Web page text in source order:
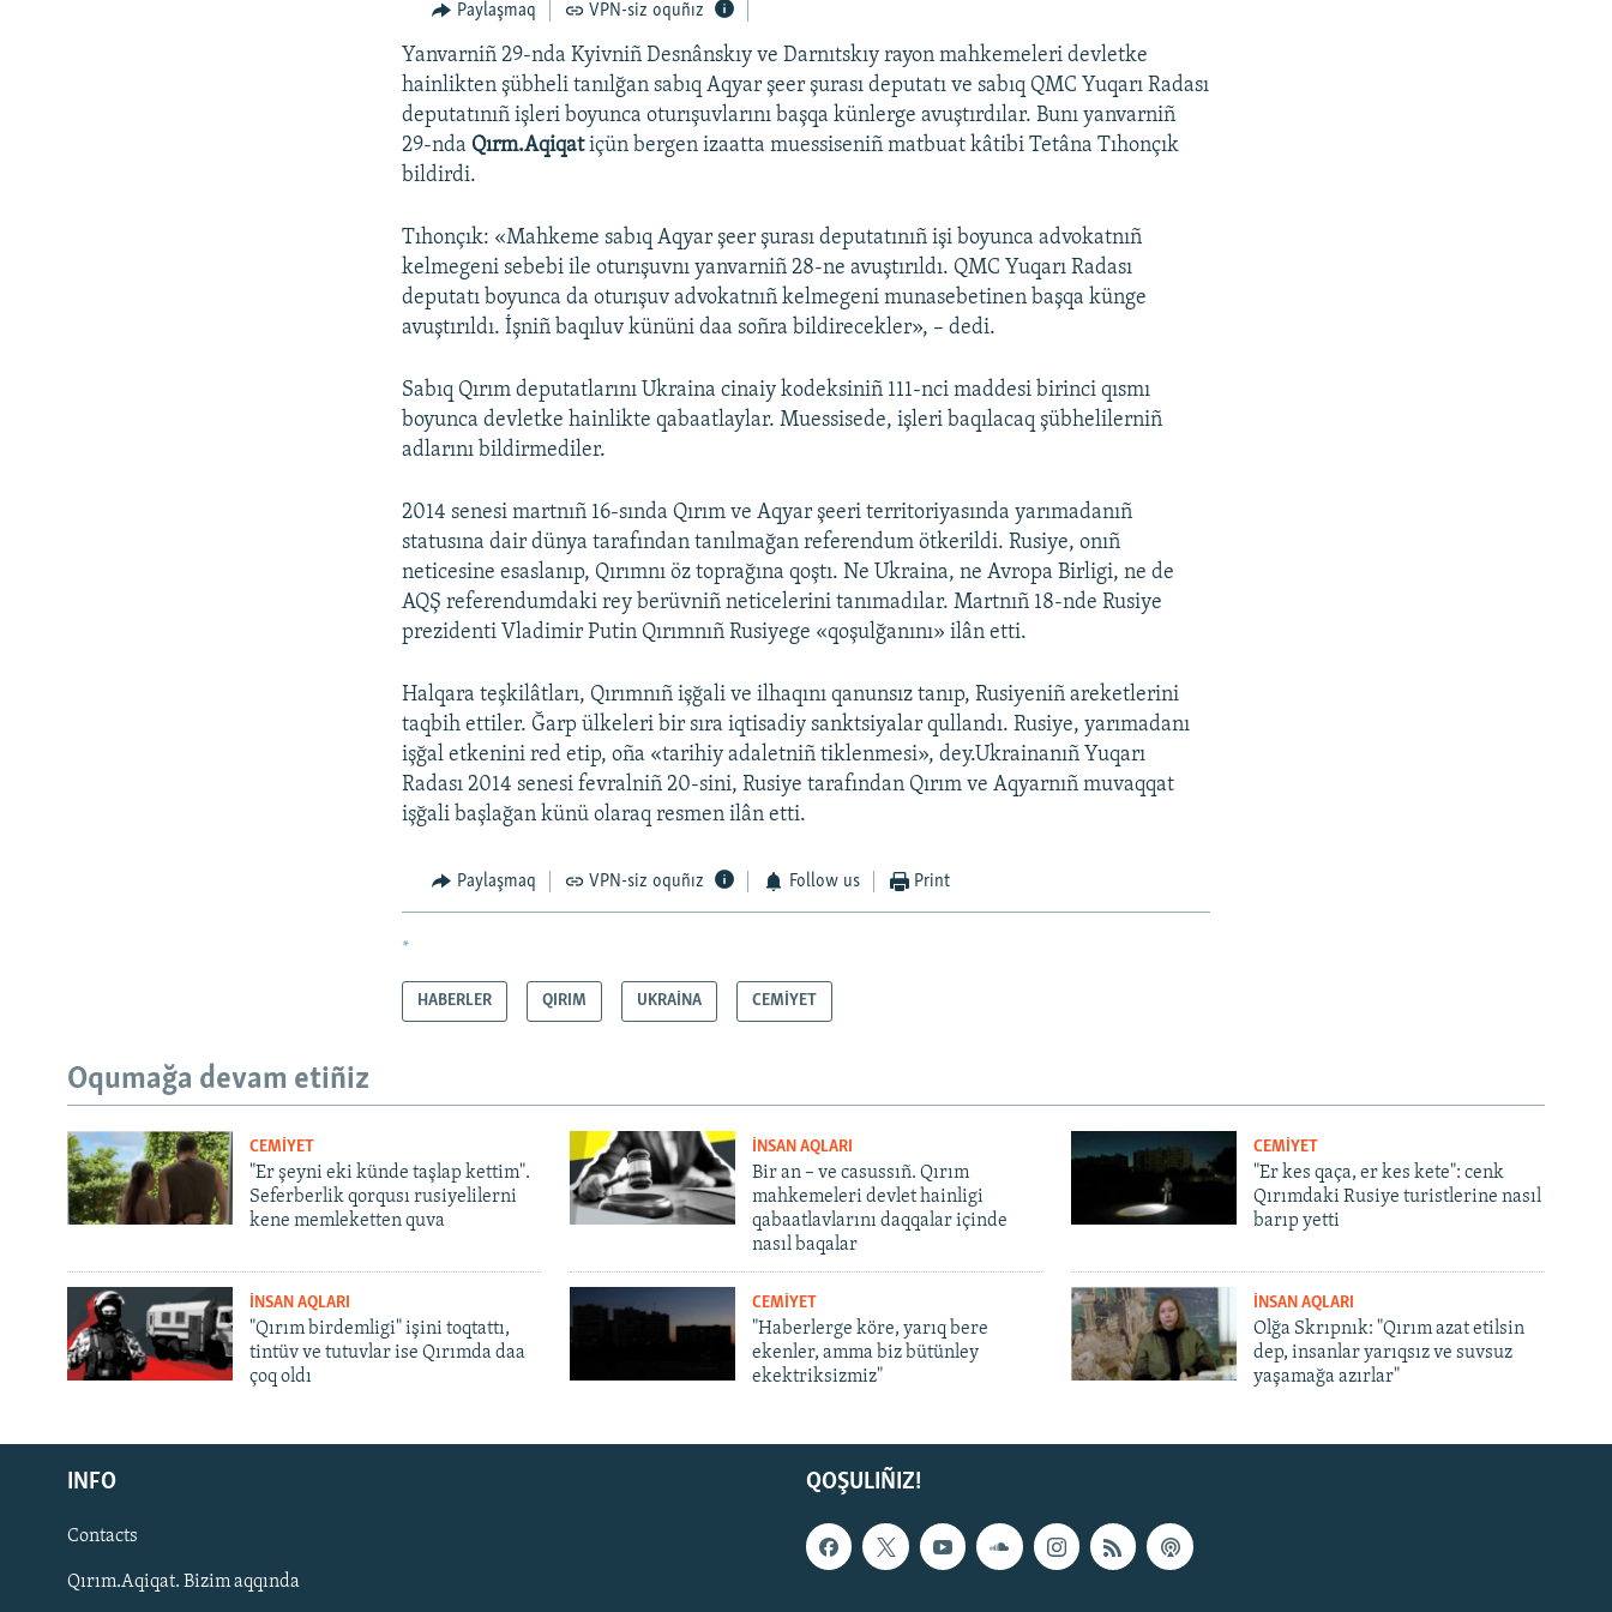
Русский
Українською
QOŞULIÑIZ!
Paylaşmaq VPN-siz oquñız
Yanvarniñ 29-nda Kyivniñ Desnânskıy ve Darnıtskıy rayon mahkemeleri devletke
hainlikten şübheli tanılğan sabıq Aqyar şeer şurası deputatı ve sabıq QMC Yuqarı Radası
deputatınıñ işleri boyunca oturışuvlarını başqa künlerge avuştırdılar. Bunı yanvarniñ
29-nda Qırm.Aqiqatiçün bergen izaatta muessiseniñ matbuat kâtibi Tetâna Tıhonçık
bildirdi.
Tıhonçık: «Mahkeme sabıq Aqyar şeer şurası deputatınıñ işi boyunca advokatnıñ
kelmegeni sebebi ile oturışuvnı yanvarniñ 28-ne avuştırıldı. QMC Yuqarı Radası
deputatı boyunca da oturışuv advokatnıñ kelmegeni munasebetinen başqa künge
avuştırıldı. İşniñ baqıluv kününi daa soñra bildirecekler», – dedi.
Sabıq Qırım deputatlarını Ukraina cinaiy kodeksiniñ 111-nci maddesi birinci qısmı
boyunca devletke hainlikte qabaatlaylar. Muessisede, işleri baqılacaq şübhelilerniñ
adlarını bildirmediler.
2014 senesi martnıñ 16-sında Qırım ve Aqyar şeeri territoriyasında yarımadanıñ
statusına dair dünya tarafından tanılmağan referendum ötkerildi. Rusiye, onıñ
neticesine esaslanıp, Qırımnı öz toprağına qoştı. Ne Ukraina, ne Avropa Birligi, ne de
AQŞ referendumdaki rey berüvniñ neticelerini tanımadılar. Martnıñ 18-nde Rusiye
prezidenti Vladimir Putin Qırımnıñ Rusiyege «qoşulğanını» ilân etti.
Halqara teşkilâtları, Qırımnıñ işğali ve ilhaqını qanunsız tanıp, Rusiyeniñ areketlerini
taqbih ettiler. Ğarp ülkeleri bir sıra iqtisadiy sanktsiyalar qullandı. Rusiye, yarımadanı
işğal etkenini red etip, oña «tarihiy adaletniñ tiklenmesi», dey.Ukrainanıñ Yuqarı
Radası 2014 senesi fevralniñ 20-sini, Rusiye tarafından Qırım ve Aqyarnıñ muvaqqat
işğali başlağan künü olaraq resmen ilân etti.
Paylaşmaq VPN-siz oquñız Follow us Print
*
HABERLER QIRIM UKRAİNA CEMİYET
Oqumağa devam etiñiz
CEMİYET
"Er şeyni eki künde taşlap kettim".
Seferberlik qorqusı rusiyelilerni
kene memleketten quva
İNSAN AQLARI
Bir an – ve casussıñ. Qırım
mahkemeleri devlet hainligi
qabaatlavlarını daqqalar içinde
nasıl baqalar
CEMİYET
"Er kes qaça, er kes kete": cenk
Qırımdaki Rusiye turistlerine nasıl
barıp yetti
İNSAN AQLARI
"Qırım birdemligi" işini toqtattı,
tintüv ve tutuvlar ise Qırımda daa
çoq oldı
CEMİYET
"Haberlerge köre, yarıq bere
ekenler, amma biz bütünley
ekektriksizmiz"
İNSAN AQLARI
Olğa Skrıpnık: "Qırım azat etilsin
dep, insanlar yarıqsız ve suvsuz
yaşamağa azırlar"
QOŞULIÑIZ!
INFO
Contacts
Qırım.Aqiqat. Bizim aqqında